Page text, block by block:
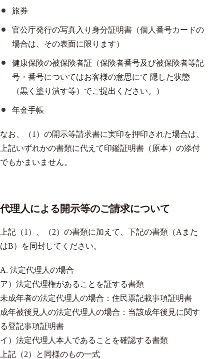
旅券
官公庁発行の写真入り身分証明書（個人番号カードの
場合は、その表面に限ります）
健康保険の被保険者証（保険者番号及び被保険者等記
号・番号についてはお客様の意思にて 隠した状態
（黒く塗り潰す等）でご提出ください。）
年金手帳
なお、（1）の開示等請求書に実印を押印された場合は、
上記いずれかの書類に代えて印鑑証明書（原本）の添付
でもかまいません。
代理人による開示等のご請求について
上記（1）、（2）の書類に加えて、下記の書類（Aまた
はB）を同封してください。
A. 法定代理人の場合
ア）法定代理権があることを証する書類
未成年者の法定代理人の場合：住民票記載事項証明書
成年被後見人の法定代理人の場合：当該成年後見に関す
る登記事項証明書
イ）法定代理人本人であることを確認する書類
上記（2）と同様のもの一式